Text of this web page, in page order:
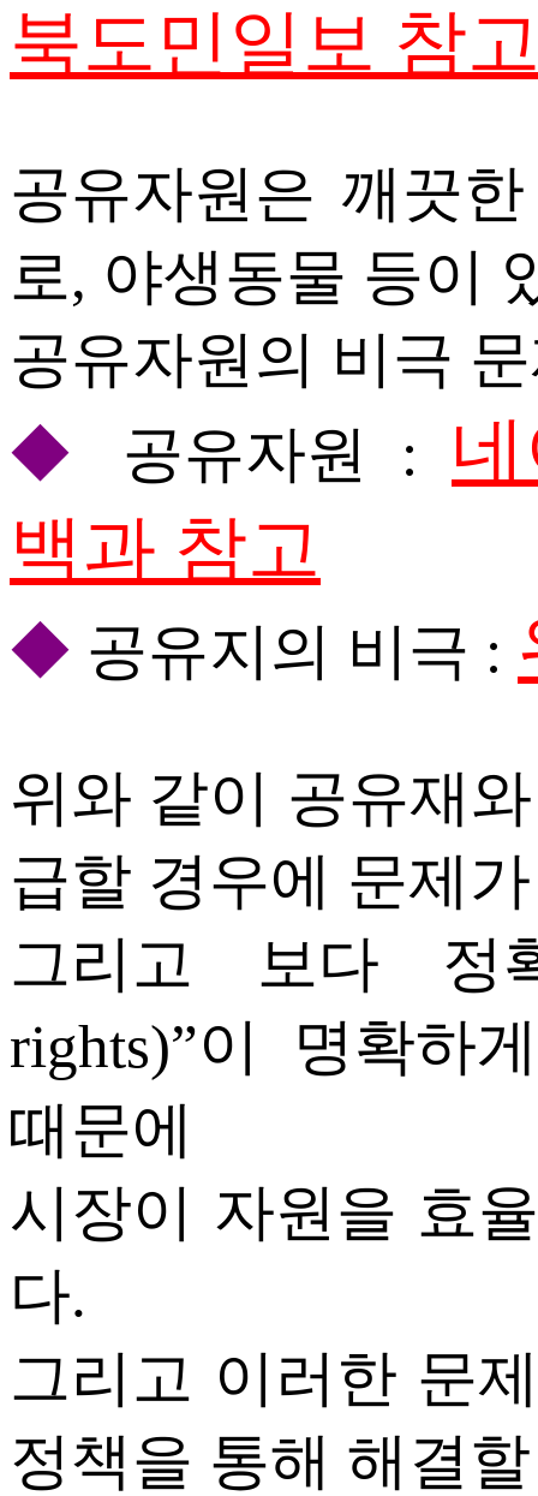
북도민일보 참
공유자원은 깨끗
로, 야생동물 등이
공유자원의 비극
◆
공유자원 :
백과 참고
◆ 공유지의 비극 :
위와 같이 공유재
급할 경우에 문제
그리고 보다 정
rights)”이 명확하
때문에
시장이 자원을 효
다.
그리고 이러한 문
정책을 통해 해결